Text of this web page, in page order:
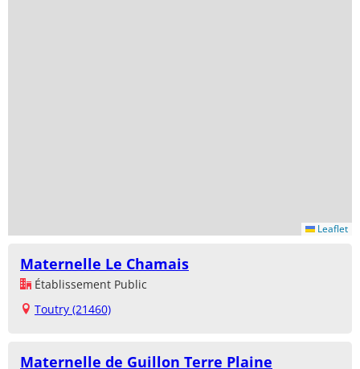
Leaflet
Maternelle Le Chamais
Établissement Public
Toutry (21460)
Maternelle de Guillon Terre Plaine